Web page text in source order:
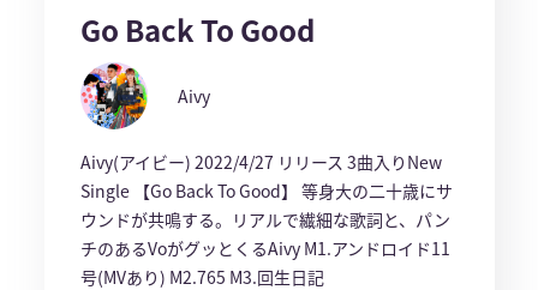
Go Back To Good
Aivy
Aivy(アイビー) 2022/4/27 リリース 3曲入りNew
Single 【Go Back To Good】 等身大の二十歳にサ
ウンドが共鳴する。リアルで繊細な歌詞と、パン
チのあるVoがグッとくるAivy M1.アンドロイド11
号(MVあり) M2.765 M3.回生日記